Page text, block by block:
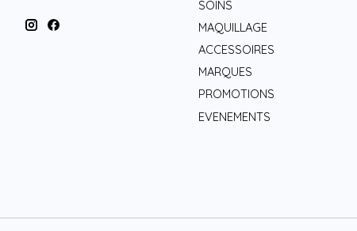
SOINS
MAQUILLAGE
ACCESSOIRES
MARQUES
PROMOTIONS
EVENEMENTS